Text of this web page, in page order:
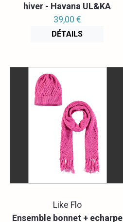
hiver - Havana UL&KA
39,00 €
DÉTAILS
Like Flo
Ensemble bonnet + echarpe